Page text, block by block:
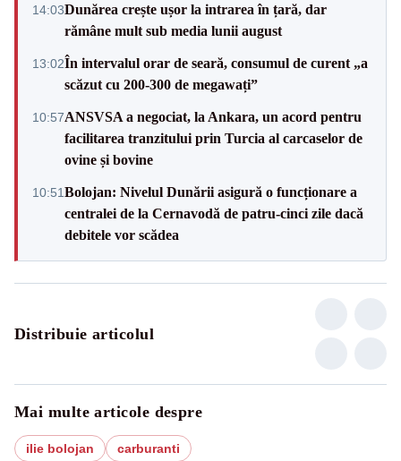
14:03Dunărea crește ușor la intrarea în țară, dar
rămâne mult sub media lunii august
13:02În intervalul orar de seară, consumul de curent „a
scăzut cu 200-300 de megawați”
10:57ANSVSA a negociat, la Ankara, un acord pentru
facilitarea tranzitului prin Turcia al carcaselor de
ovine și bovine
10:51Bolojan: Nivelul Dunării asigură o funcționare a
centralei de la Cernavodă de patru-cinci zile dacă
debitele vor scădea
Distribuie articolul
Mai multe articole despre
ilie bolojan carburanti